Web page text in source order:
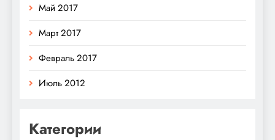
Май 2017
Март 2017
Февраль 2017
Июль 2012
Категории